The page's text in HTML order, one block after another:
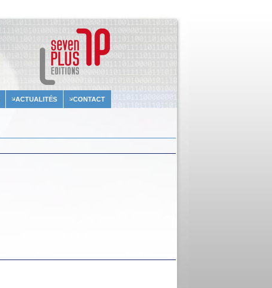
ACTUALITÉS CONTACT